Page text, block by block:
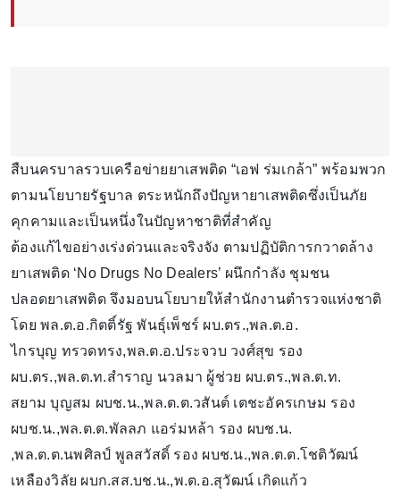
สืบนครบาลรวบเครือข่ายยาเสพติด “เอฟ ร่มเกล้า” พร้อมพวก
ตามนโยบายรัฐบาล ตระหนักถึงปัญหายาเสพติดซึ่งเป็นภัย
คุกคามและเป็นหนึ่งในปัญหาชาติที่สำคัญ
ต้องแก้ไขอย่างเร่งด่วนและจริงจัง ตามปฏิบัติการกวาดล้าง
ยาเสพติด ‘No Drugs No Dealers’ ผนึกกำลัง ชุมชน
ปลอดยาเสพติด จึงมอบนโยบายให้สำนักงานตำรวจแห่งชาติ
โดย พล.ต.อ.กิตติ์รัฐ พันธุ์เพ็ชร์ ผบ.ตร.,พล.ต.อ.
ไกรบุญ ทรวดทรง,พล.ต.อ.ประจวบ วงศ์สุข รอง
ผบ.ตร.,พล.ต.ท.สำราญ นวลมา ผู้ช่วย ผบ.ตร.,พล.ต.ท.
สยาม บุญสม ผบช.น.,พล.ต.ต.วสันต์ เตชะอัครเกษม รอง
ผบช.น.,พล.ต.ต.พัลลภ แอร่มหล้า รอง ผบช.น.
,พล.ต.ต.นพศิลป์ พูลสวัสดิ์ รอง ผบช.น.,พล.ต.ต.โชติวัฒน์
เหลืองวิลัย ผบก.สส.บช.น.,พ.ต.อ.สุวัฒน์ เกิดแก้ว